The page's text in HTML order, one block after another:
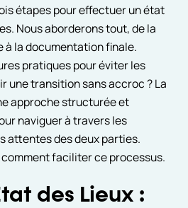
étapes pour effectuer un état
Nous aborderons tout, de la
la documentation finale.
pratiques pour éviter les
une transition sans accroc ? La
approche structurée et
naviguer à travers les
attentes des deux parties.
faciliter ce processus.
des Lieux :